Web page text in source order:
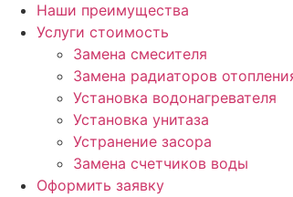
Наши преимущества
Услуги стоимость
Замена смесителя
Замена радиаторов
Установка водонагревателя
Установка унитаза
Устранение засора
Замена счетчиков воды
Оформить заявку